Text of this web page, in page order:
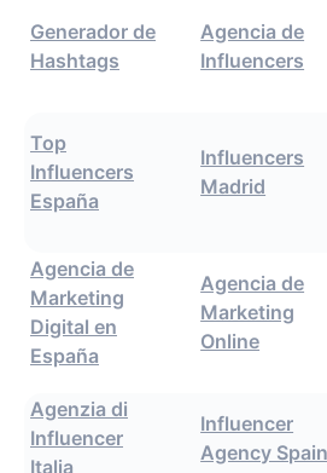
Generador de
Hashtags
Agencia de
Influencers
Top
Influencers
España
Influencers
Madrid
Agencia de
Marketing
Digital en
España
Agencia de
Marketing
Online
Agenzia di
Influencer
Italia
Influencer
Agency Spain